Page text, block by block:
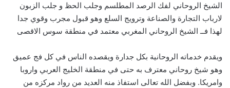
الشيخ الروحاني لفك الرصد المطلسم وجلب الحظ و جلب الزبون
لارباب التجارة والصناعة وترويج السلع وهو قبول مجرب وقوي جدا
لهذا فــ الشيخ الروحاني المغربي معتمد في منطقة سوس الاقصى
ويقدم خدماته الروحانية بكل جدارة ويقصده الناس في كل فج عميق
وهو شيخ روحاني معترف به حتى في منطقة الخليج العربي واروبا
وامريكا. وبفضل الله تعالى استفاذ منه العديد من رواد مركزه من